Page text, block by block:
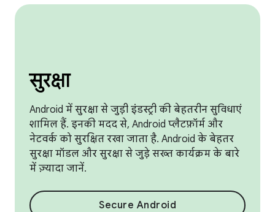
सुरक्षा
Android में सुरक्षा से जुड़ी इंडस्ट्री की बेहतरीन सुविधाएं
शामिल हैं. इनकी मदद से, Android प्लैटफ़ॉर्म और
नेटवर्क को सुरक्षित रखा जाता है. Android के बेहतर
सुरक्षा मॉडल और सुरक्षा से जुड़े सख्त कार्यक्रम के बारे
में ज़्यादा जानें.
Secure Android